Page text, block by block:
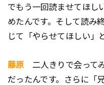
でもう一回読ませてほし
めたんです。そして読み
じて「やらせてほしい」
藤原二人きりで会って
だったんです。さらに「